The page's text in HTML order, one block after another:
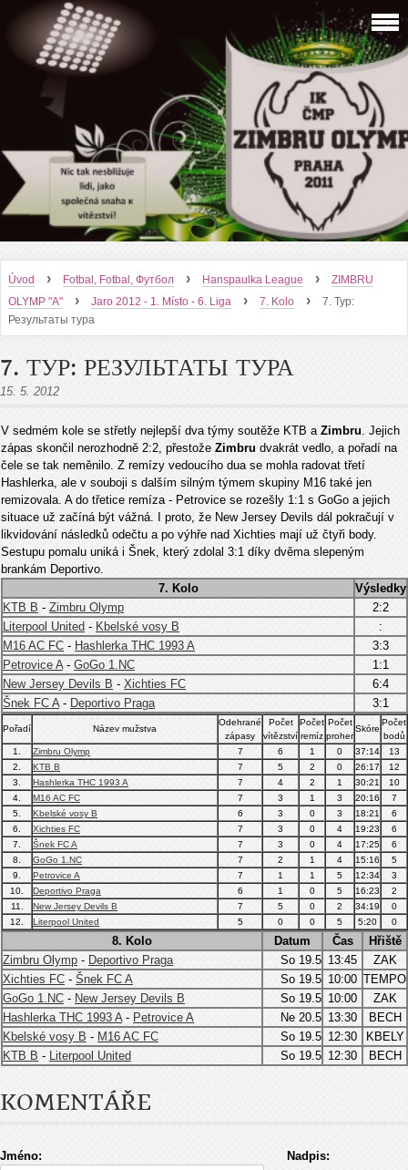
Úvod › Fotbal, Fotbal, Футбол › Hanspaulka League ›
ZIMBRU
OLYMP "A"
› Jaro 2012 - 1. Místo - 6. Liga › 7. Kolo ›
7. Тур:
Результаты тура
7. ТУР: РЕЗУЛЬТАТЫ ТУРА
15. 5. 2012
V sedmém kole se střetly nejlepší dva týmy soutěže KTB a Zimbru. Jejich
zápas skončil nerozhodně 2:2, přestože Zimbru dvakrát vedlo, a pořadí na
čele se tak neměnilo. Z remízy vedoucího dua se mohla radovat třetí
Hashlerka, ale v souboji s dalším silným týmem skupiny M16 také jen
remizovala. A do třetice remíza - Petrovice se rozešly 1:1 s GoGo a jejich
situace už začíná být vážná. I proto, že New Jersey Devils dál pokračují v
likvidování následků odečtu a po výhře nad Xichties mají už čtyři body.
Sestupu pomalu uniká i Šnek, který zdolal 3:1 díky dvěma slepeným
brankám Deportivo.
7. Kolo
Výsledky
KTB B - Zimbru Olymp
2:2
Literpool United - Kbelské vosy B
:
M16 AC FC - Hashlerka THC 1993 A
3:3
Petrovice A- GoGo 1.NC
1:1
New Jersey Devils B - Xichties FC
6:4
Šnek FC A- Deportivo Praga 3:1
Pořadí Název mužstva
Odehrané
zápasy
Počet
vítězství
Počet
remíz
Počet
proher
Skóre
Počet
bodů
1.
Zimbru Olymp 7 6 1 0 37:14
13
2.
KTB B 7 5 2 0 26:17
12
3.
Hashlerka THC 1993 A 7 4 2 1 30:21
10
4.
M16 AC FC 7 3 1 3 20:16
7
5.
Kbelské vosy B 6 3 0 3 18:21
6
6.
Xichties FC 7 3 0 4 19:23
6
7.
Šnek FC A 7 3 0 4 17:25
6
8.
GoGo 1.NC 7 2 1 4 15:16
5
9.
Petrovice A 7 1 1 5 12:34
3
10.
Deportivo Praga 6 1 0 5 16:23
2
11.
New Jersey Devils B 7 5 0 2 34:19
0
12.
Literpool United 5 0 0 5 5:20 0
8. Kolo Datum Čas
Hřiště
Zimbru Olymp - Deportivo Praga So 19.5 13:45
ZAK
Xichties FC - Šnek FC A So 19.5 10:00 TEMPO
GoGo 1.NC - New Jersey Devils B So 19.5 10:00
ZAK
Hashlerka THC 1993 A- Petrovice A Ne 20.5 13:30
BECH
Kbelské vosy B - M16 AC FC So 19.5 12:30
KBELY
KTB B - Literpool United So 19.5 12:30 BECH
KOMENTÁŘE
Jméno: Nadpis: